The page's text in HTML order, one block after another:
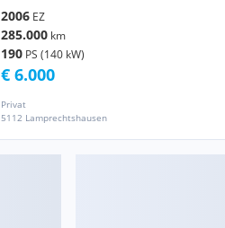
2006 EZ
285.000 km
190 PS (140 kW)
Privat
5112 Lamprechtshausen
€ 6.000